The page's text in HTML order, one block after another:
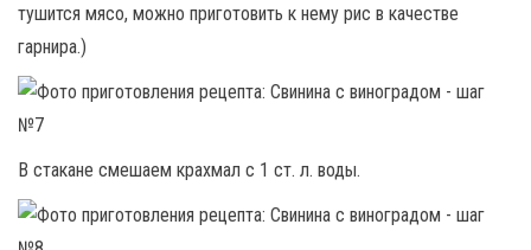
тушится мясо, можно приготовить к нему рис в качестве
гарнира.)
В стакане смешаем крахмал с 1 ст. л. воды.